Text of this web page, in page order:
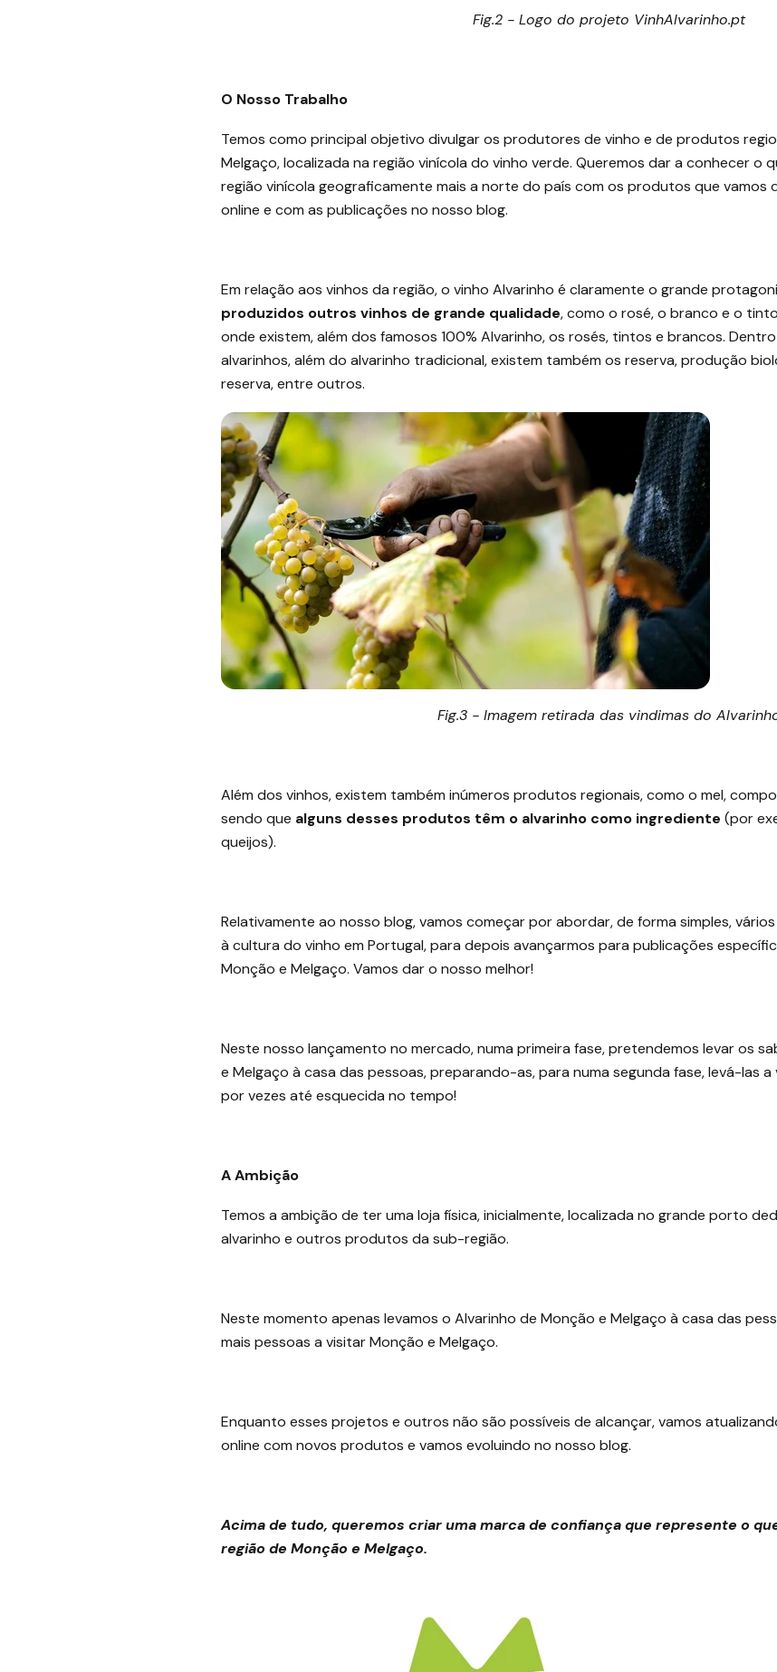
Fig.2 - Logo do projeto VinhAlvarinho.pt
O Nosso Trabalho
Temos como principal objetivo divulgar os produtores de vinho e de produtos
Melgaço, localizada na região vinícola do vinho verde. Queremos dar a conhecer o
região vinícola geograficamente mais a norte do país com os produtos que vamos
online e com as publicações no nosso blog.
Em relação aos vinhos da região, o vinho Alvarinho é claramente o grande
produzidos outros vinhos de grande qualidade, como o rosé, o branco e o
onde existem, além dos famosos 100% Alvarinho, os rosés, tintos e brancos.
alvarinhos, além do alvarinho tradicional, existem também os reserva, produção
reserva, entre outros.
Fig.3 - Imagem retirada das vindimas do
Além dos vinhos, existem também inúmeros produtos regionais, como o mel,
sendo que alguns desses produtos têm o alvarinho como ingrediente (por
queijos).
Relativamente ao nosso blog, vamos começar por abordar, de forma simples,
à cultura do vinho em Portugal, para depois avançarmos para publicações
Monção e Melgaço. Vamos dar o nosso melhor!
Neste nosso lançamento no mercado, numa primeira fase, pretendemos levar os
e Melgaço à casa das pessoas, preparando-as, para numa segunda fase, levá-las
por vezes até esquecida no tempo!
A Ambição
Temos a ambição de ter uma loja física, inicialmente, localizada no grande porto
alvarinho e outros produtos da sub-região.
Neste momento apenas levamos o Alvarinho de Monção e Melgaço à casa das
mais pessoas a visitar Monção e Melgaço.
Enquanto esses projetos e outros não são possíveis de alcançar, vamos
online com novos produtos e vamos evoluindo no nosso blog.
Acima de tudo, queremos criar uma marca de confiança que represente o
região de Monção e Melgaço.